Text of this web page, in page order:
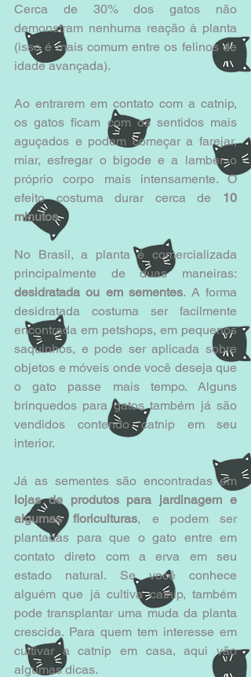
Cerca de 30% dos gatos não
demonstram nenhuma reação à planta
(isso é mais comum entre os felinos de
idade avançada).
Ao entrarem em contato com a catnip,
os gatos ficam com os sentidos mais
aguçados e podem começar a farejar,
miar, esfregar o bigode e a lamber o
próprio corpo mais intensamente. O
efeito costuma durar cerca de 10
minutos.
No Brasil, a planta é comercializada
desidratada ou em sementes. A forma
desidratada costuma ser facilmente
encontrada em petshops, em pequenos
saquinhos, e pode ser aplicada sobre
objetos e móveis onde você deseja que
o gato passe mais tempo. Alguns
brinquedos para gatos também já são
vendidos contendo catnip em seu
interior.
lojas de produtos para jardinagem e
algumas floriculturas, e podem ser
plantadas para que o gato entre em
contato direto com a erva em seu
estado natural. Se você conhece
alguém que já cultiva catnip, também
pode transplantar uma muda da planta
crescida. Para quem tem interesse em
cultivar a catnip em casa, aqui vão
algumas dicas.